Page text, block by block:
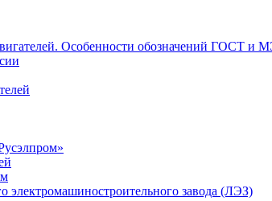
Особенности обозначений ГОСТ и
электромашиностроительного завода (ЛЭЗ)